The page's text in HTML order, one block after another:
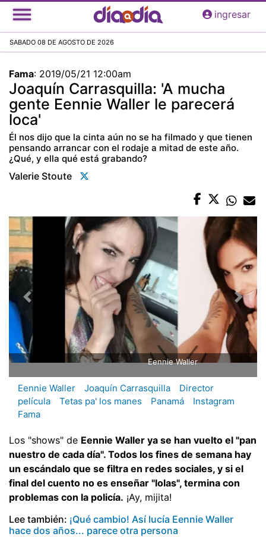
Pasar
al
principal
ingresar
SABADO 08 DE AGOSTO DE 2026
Fama: 2019/05/21 12:00am
Joaquín Carrasquilla: 'A mucha
gente Eennie Waller le parecerá
loca'
Él nos dijo que la cinta aún no se ha filmado y que tienen
pensando arrancar con el rodaje a mitad de este año.
¿Qué, y ella qué está grabando?
Valerie Stoute
Eennie Waller
Eennie Waller Joaquín Carrasquilla
Director
película
Tetas pa' los manes Panamá
Instagram
Fama
Los "shows" de Eennie Waller ya se han vuelto el "pan
nuestro de cada día". Todos los fines de semana hay
un escándalo que se filtra en redes sociales, y si el
final del cuento no es enseñar "lolas", termina con
problemas con la policía. ¡Ay, mijita!
Lee también: ¡Qué cambio! Así lucía Eennie Waller
hace dos años... parece otra persona